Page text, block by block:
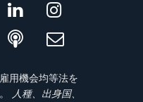
用機会均等法を
人種、出身国、